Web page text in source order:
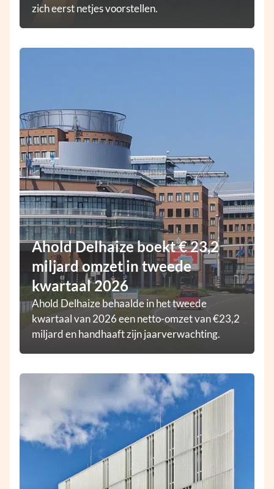
zich eerst netjes voorstellen.
Ahold Delhaize boekt € 23,2
miljard omzet in tweede
kwartaal 2026
Ahold Delhaize behaalde in het tweede
kwartaal van 2026 een netto-omzet van €23,2
miljard en handhaaft zijn jaarverwachting.